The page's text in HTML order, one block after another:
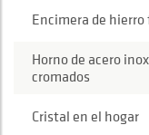
Encimera de
Horno de acero
cromados
Cristal en el hogar